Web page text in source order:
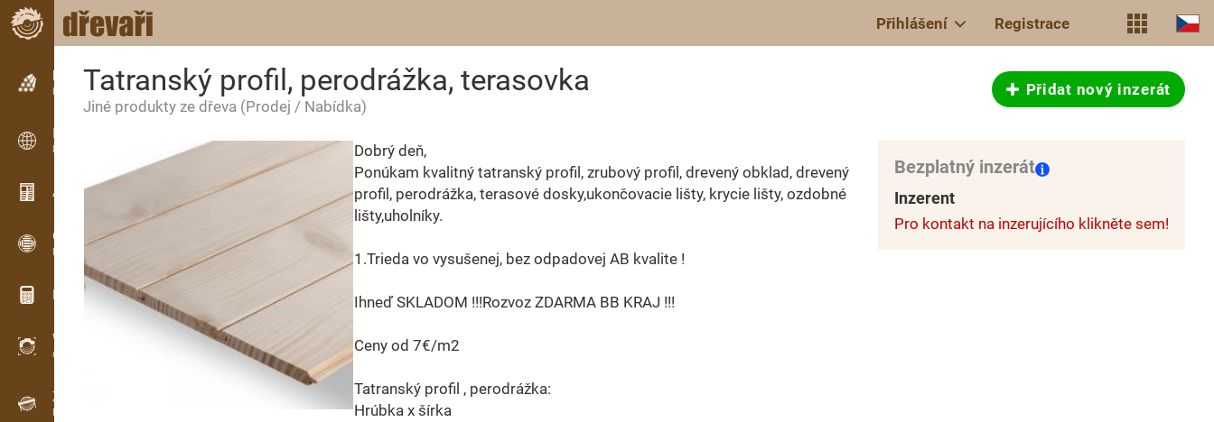
Přihlášení Registrace
Inzerce
Řádková inzerce
Inzerce
Mezinárodní inzerce
Aktuality / Články
OPTI-TIMB
Pořezová schémata
Dřevařské kalkulačky
WoodProfi
Objem dřeva s AI
Záznamník
Evidence dřeva v terénu
Tatranský profil, perodrážka, terasovka
Jiné produkty ze dřeva (Prodej / Nabídka)
Přidat nový inzerát
Dobrý deň,
Ponúkam kvalitný tatranský profil, zrubový profil, drevený obklad, drevený
profil, perodrážka, terasové dosky,ukončovacie lišty, krycie lišty, ozdobné
lišty,uholníky.
1.Trieda vo vysušenej, bez odpadovej AB kvalite !
Ihneď SKLADOM !!!Rozvoz ZDARMA BB KRAJ !!!
Ceny od 7€/m2
Tatranský profil , perodrážka:
Hrúbka x šírka
Bezplatný inzerát
Inzerent
Pro kontakt na inzerujícího klikněte sem!